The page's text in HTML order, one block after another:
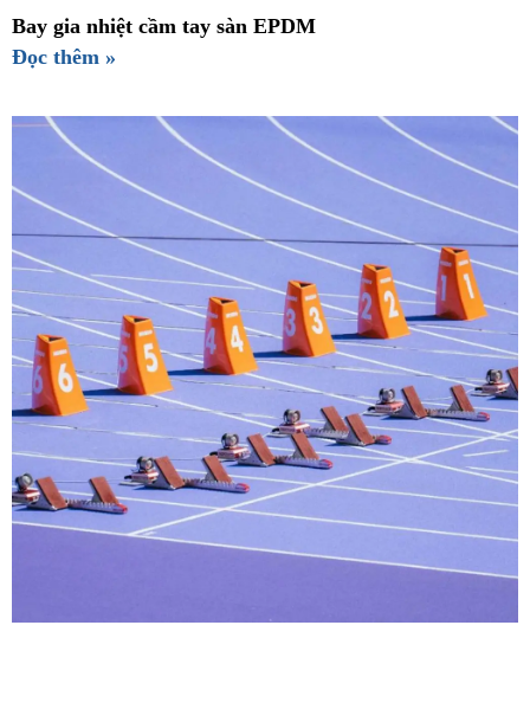
Bay gia nhiệt cầm tay sàn EPDM
Đọc thêm »